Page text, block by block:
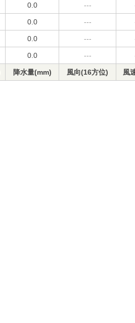
0.0 ---
0.0 ---
0.0 ---
0.0 ---
降水量(mm) 風向(16方位) 風